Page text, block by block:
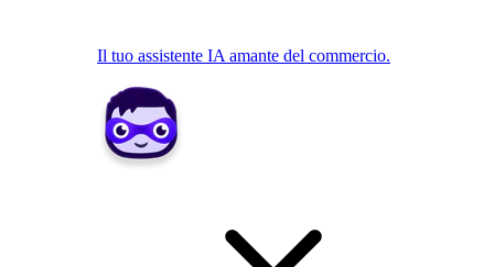
Il tuo assistente IA amante del commercio.